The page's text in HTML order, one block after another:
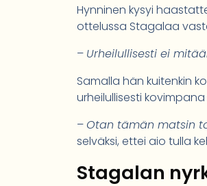
Hynninen kysyi
ottelussa Stagalaa
– Urheilullisesti ei
Samalla hän kuitenkin
urheilullisesti
– Otan tämän matsin
selväksi, ettei aio tulla
Stagalan